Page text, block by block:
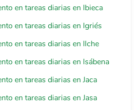
en tareas diarias en Ibieca
en tareas diarias en Igriés
en tareas diarias en Ilche
en tareas diarias en Isábena
en tareas diarias en Jaca
en tareas diarias en Jasa